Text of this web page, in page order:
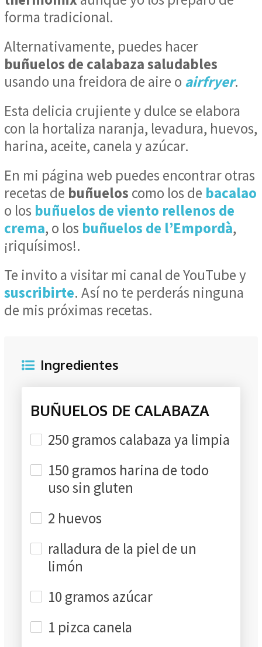
forma tradicional.
Alternativamente, puedes hacer
buñuelos de calabaza saludables
usando una freidora de aire o airfryer.
Esta delicia crujiente y dulce se elabora
con la hortaliza naranja, levadura, huevos,
harina, aceite, canela y azúcar.
En mi página web puedes encontrar otras
recetas de buñuelos como los de bacalao
o los buñuelos de viento rellenos de
crema, o los buñuelos de l’Empordà,
¡riquísimos!.
Te invito a visitar mi canal de YouTube y
suscribirte. Así no te perderás ninguna
de mis próximas recetas.
Ingredientes
BUÑUELOS DE CALABAZA
250 gramos calabaza ya limpia
150 gramos harina de todo
uso sin gluten
2 huevos
ralladura de la piel de un
limón
10 gramos azúcar
1 pizca canela